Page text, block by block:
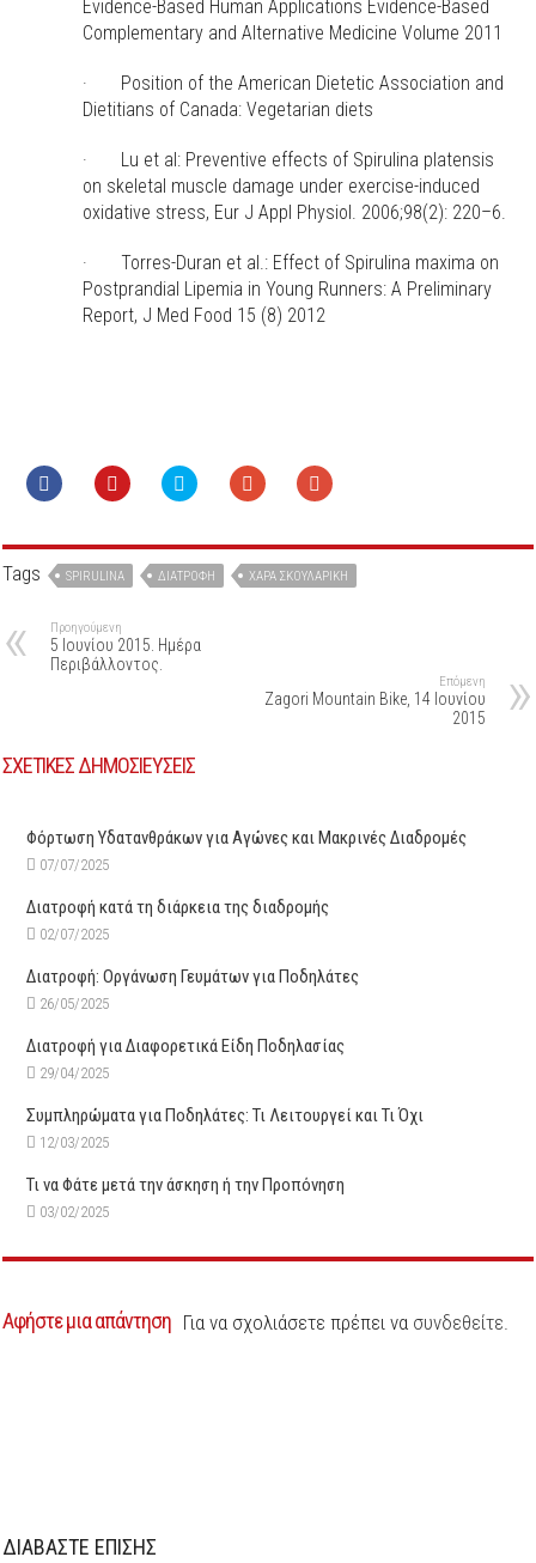
Evidence-Based Human Applications Evidence-Based
Complementary and Alternative Medicine Volume 2011
· Position of the American Dietetic Association and
Dietitians of Canada: Vegetarian diets
· Lu et al: Preventive effects of Spirulina platensis
on skeletal muscle damage under exercise-induced
oxidative stress, Eur J Appl Physiol. 2006;98(2): 220–6.
· Torres-Duran et al.: Effect of Spirulina maxima on
Postprandial Lipemia in Young Runners: A Preliminary
Report, J Med Food 15 (8) 2012
Tags SPIRULINA ΔΙΑΤΡΟΦΉ ΧΑΡΆ ΣΚΟΥΛΑΡΊΚΗ
Προηγούμενη
5 Ιουνίου 2015. Ημέρα
Περιβάλλοντος.
Επόμενη
Zagori Mountain Bike, 14 Ιουνίου
2015
ΣΧΕΤΙΚΕΣ ΔΗΜΟΣΙΕΥΣΕΙΣ
Φόρτωση Υδατανθράκων για Αγώνες και Μακρινές Διαδρομές
07/07/2025
Διατροφή κατά τη διάρκεια της διαδρομής
02/07/2025
Διατροφή: Οργάνωση Γευμάτων για Ποδηλάτες
26/05/2025
Διατροφή για Διαφορετικά Είδη Ποδηλασίας
29/04/2025
Συμπληρώματα για Ποδηλάτες: Τι Λειτουργεί και Τι Όχι
12/03/2025
Τι να Φάτε μετά την άσκηση ή την Προπόνηση
03/02/2025
Αφήστε μια απάντηση Για να σχολιάσετε πρέπει να συνδεθείτε
ΔΙΑΒΑΣΤΕ ΕΠΙΣΗΣ